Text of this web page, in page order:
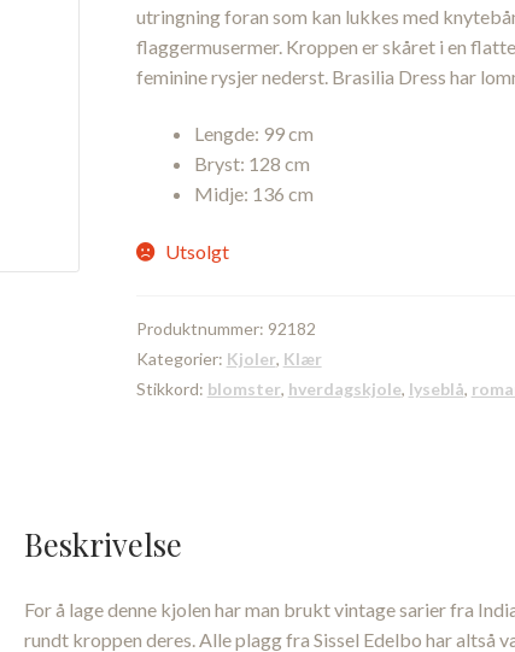
utringning foran som kan lukkes med
flaggermusermer. Kroppen er skåret i en
feminine rysjer nederst. Brasilia Dress har
Lengde: 99 cm
Bryst: 128 cm
Midje: 136 cm
Utsolgt
Produktnummer: 92182
Kategorier: Kjoler, Klær
Stikkord: blomster, hverdagskjole, lyseblå,
Beskrivelse
For å lage denne kjolen har man brukt vintage sarier fra
rundt kroppen deres. Alle plagg fra Sissel Edelbo har altså